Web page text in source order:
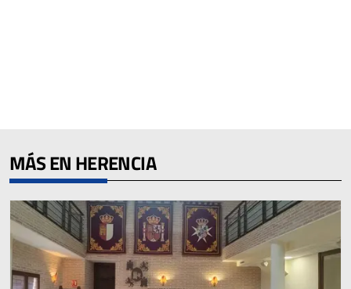
MÁS EN HERENCIA